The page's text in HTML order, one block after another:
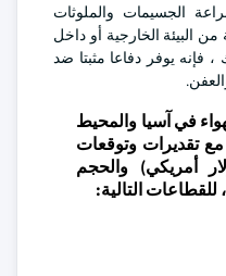
الجسيمات والملوثات
البيئة الخارجية أو داخل
فإنه يوفر دفاعا مثبتا ضد
في آسيا والمحيط
تقديرات وتوقعات
أمريكي) والحجم